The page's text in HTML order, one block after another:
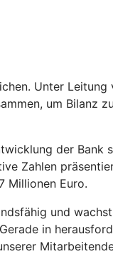
Unter Leitung
um Bilanz
der Bank
Zahlen
Millionen Euro.
und
in